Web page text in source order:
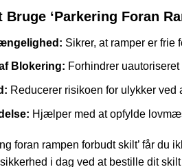
Bruge ‘Parkering Foran
Sikrer, at ramper er frie
Blokering: Forhindrer
Reducerer risikoen for ulykker
Hjælper med at opfylde
foran rampen forbudt skilt’ får
i dag ved at bestille dit